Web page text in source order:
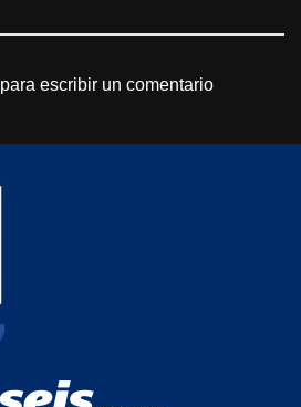
para escribir un comentario